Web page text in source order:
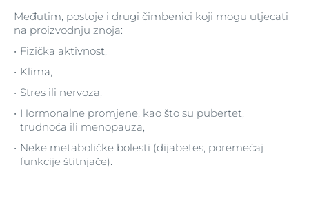
Međutim, postoje i drugi čimbenici koji mogu utjecati
na proizvodnju znoja:
Fizička aktivnost,
Klima,
Stres ili nervoza,
Hormonalne promjene, kao što su pubertet,
trudnoća ili menopauza,
Neke metaboličke bolesti (dijabetes, poremećaj
funkcije štitnjače).